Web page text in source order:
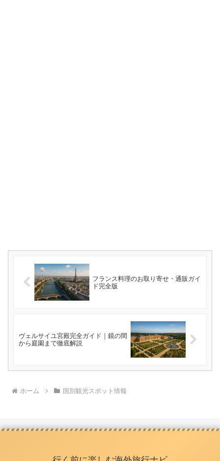
フランス料理のお取り寄せ・通販ガイ
ド完全版
ヴェルサイユ宮殿完全ガイド｜鏡の間
から庭園まで徹底解説
ホーム 国別観光スポット情報